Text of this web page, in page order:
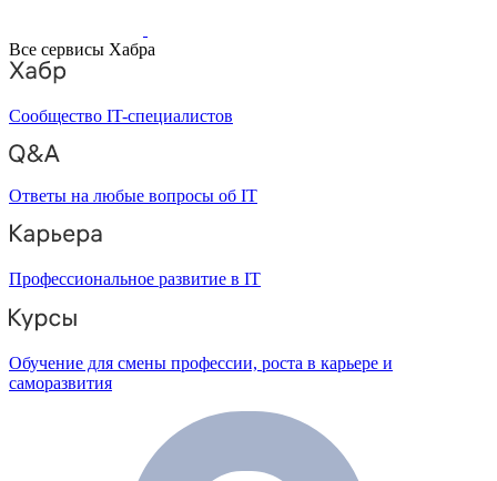
Все сервисы Хабра
Сообщество IT-специалистов
Ответы на любые вопросы об IT
Профессиональное развитие в IT
Обучение для смены профессии, роста в карьере и
саморазвития